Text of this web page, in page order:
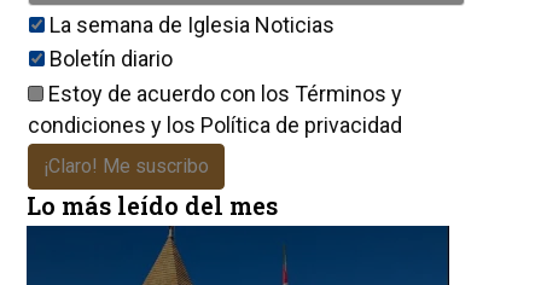
La semana de Iglesia Noticias
Boletín diario
Estoy de acuerdo con los Términos y
condiciones y los Política de privacidad
¡Claro! Me suscribo
Lo más leído del mes